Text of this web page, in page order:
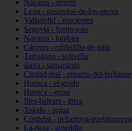
Navarra - deierri
León - gusendos-de-los-oteros
Valladolid - mucientes
Segovia - fuentesoto
Navarra - lumbier
Cáceres - robledillo-de-gata
Tarragona - solivella
álava - samaniego
Ciudad-real - retuerta-del-bullaque
Huesca - el-grado
Huesca - graus
Illes-balears - ibiza
Toledo - orgaz
Córdoba - peñarroya-pueblonuevo
La-rioja - arnedillo